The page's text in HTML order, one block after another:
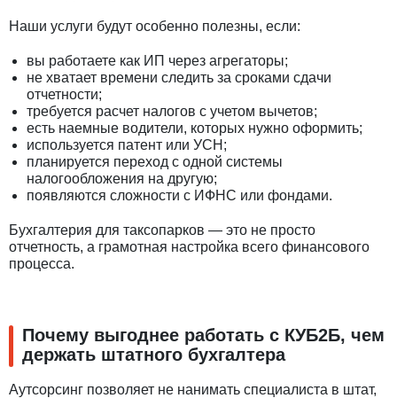
Наши услуги будут особенно полезны, если:
вы работаете как ИП через агрегаторы;
не хватает времени следить за сроками сдачи
отчетности;
требуется расчет налогов с учетом вычетов;
есть наемные водители, которых нужно оформить;
используется патент или УСН;
планируется переход с одной системы
налогообложения на другую;
появляются сложности с ИФНС или фондами.
Бухгалтерия для таксопарков — это не просто
отчетность, а грамотная настройка всего финансового
процесса.
Почему выгоднее работать с КУБ2Б, чем
держать штатного бухгалтера
Аутсорсинг позволяет не нанимать специалиста в штат,